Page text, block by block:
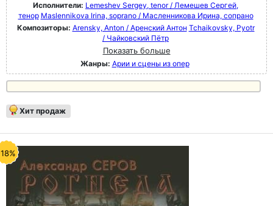
Исполнители: Lemeshev Sergey, tenor / Лемешев Сергей,
тенор Maslennikova Irina, soprano / Масленникова Ирина, сопрано
Композиторы: Arensky, Anton / Аренский Антон Tchaikovsky, Pyotr
/ Чайковский Пётр
Показать больше
Жанры: Арии и сцены из опер
Хит продаж